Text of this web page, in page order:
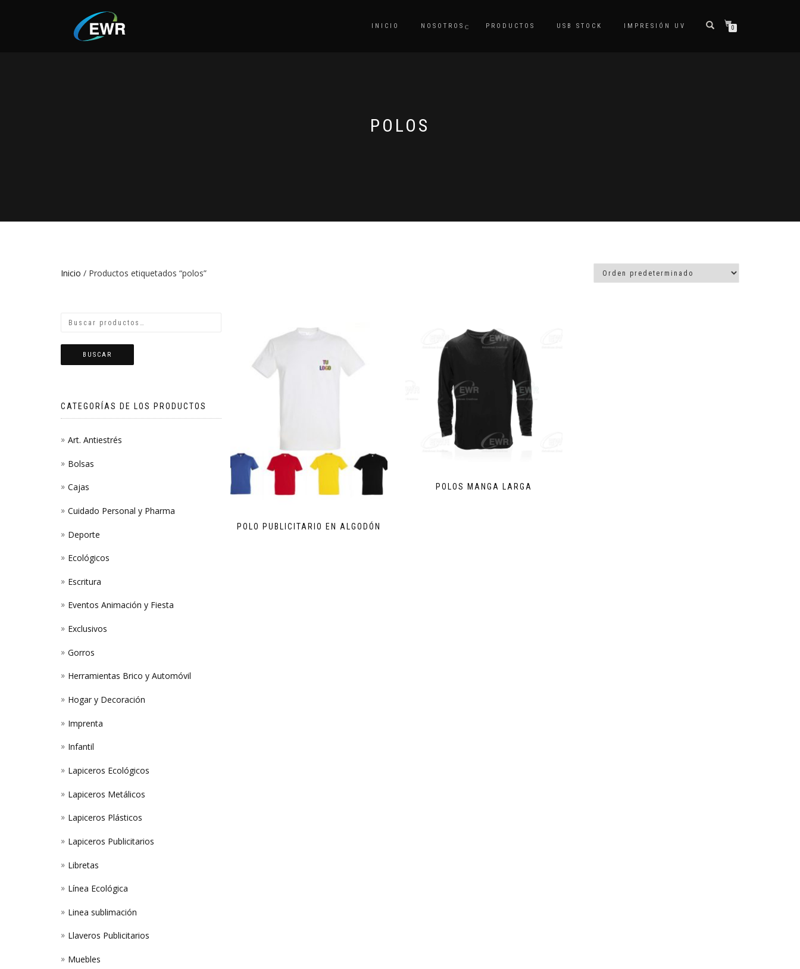
INICIO NOSOTROS PRODUCTOS USB STOCK IMPRESIÓN UV 0
POLOS
Inicio / Productos etiquetados “polos”
POLO PUBLICITARIO EN ALGODÓN
POLOS MANGA LARGA
BUSCAR
CATEGORÍAS DE LOS PRODUCTOS
Art. Antiestrés
Bolsas
Cajas
Cuidado Personal y Pharma
Deporte
Ecológicos
Escritura
Eventos Animación y Fiesta
Exclusivos
Gorros
Herramientas Brico y Automóvil
Hogar y Decoración
Imprenta
Infantil
Lapiceros Ecológicos
Lapiceros Metálicos
Lapiceros Plásticos
Lapiceros Publicitarios
Libretas
Línea Ecológica
Linea sublimación
Llaveros Publicitarios
Muebles